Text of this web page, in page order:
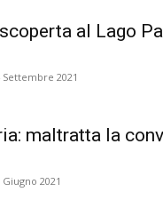
al Lago
Settembre 2021
maltratta la
Giugno 2021